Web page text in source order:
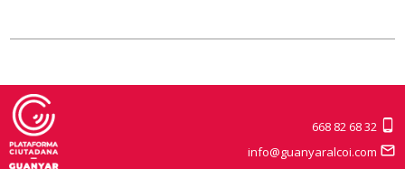
668 82 68 32
info@guanyaralcoi.com